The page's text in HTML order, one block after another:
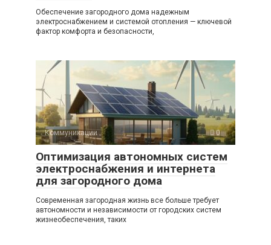
Обеспечение загородного дома надежным
электроснабжением и системой отопления — ключевой
фактор комфорта и безопасности,
Коммуникации 0
Оптимизация автономных систем
электроснабжения и интернета
для загородного дома
Современная загородная жизнь все больше требует
автономности и независимости от городских систем
жизнеобеспечения, таких